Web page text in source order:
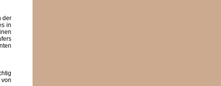
der
in